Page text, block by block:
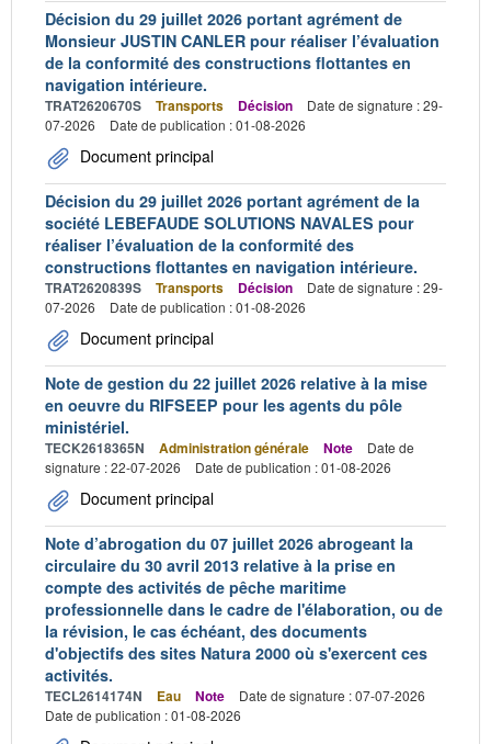
Décision du 29 juillet 2026 portant agrément de
Monsieur JUSTIN CANLER pour réaliser l’évaluation
de la conformité des constructions flottantes en
navigation intérieure.
TRAT2620670S Transports Décision
Date de signature : 29-
07-2026
Date de publication : 01-08-2026
Document principal
Décision du 29 juillet 2026 portant agrément de la
société LEBEFAUDE SOLUTIONS NAVALES pour
réaliser l’évaluation de la conformité des
constructions flottantes en navigation intérieure.
TRAT2620839S Transports Décision
Date de signature : 29-
07-2026
Date de publication : 01-08-2026
Document principal
Note de gestion du 22 juillet 2026 relative à la mise
en oeuvre du RIFSEEP pour les agents du pôle
ministériel.
TECK2618365N Administration générale Note
Date de
signature : 22-07-2026
Date de publication : 01-08-2026
Document principal
Note d’abrogation du 07 juillet 2026 abrogeant la
circulaire du 30 avril 2013 relative à la prise en
compte des activités de pêche maritime
professionnelle dans le cadre de l'élaboration, ou de
la révision, le cas échéant, des documents
d'objectifs des sites Natura 2000 où s'exercent ces
activités.
TECL2614174N Eau Note
Date de signature : 07-07-2026
Date de publication : 01-08-2026